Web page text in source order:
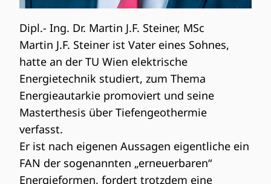
Dipl.- Ing. Dr. Martin J.F. Steiner, MSc
Martin J.F. Steiner ist Vater eines Sohnes,
hatte an der TU Wien elektrische
Energietechnik studiert, zum Thema
Energieautarkie promoviert und seine
Masterthesis über Tiefengeothermie
verfasst.
Er ist nach eigenen Aussagen eigentliche ein
FAN der sogenannten „erneuerbaren“
Energieformen, fordert trotzdem eine